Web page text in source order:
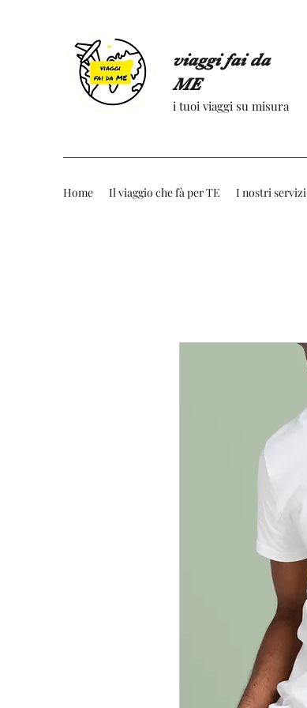
viaggi fai da
ME
i tuoi viaggi su misura
Home Il viaggio che fà per TE I nostri servizi